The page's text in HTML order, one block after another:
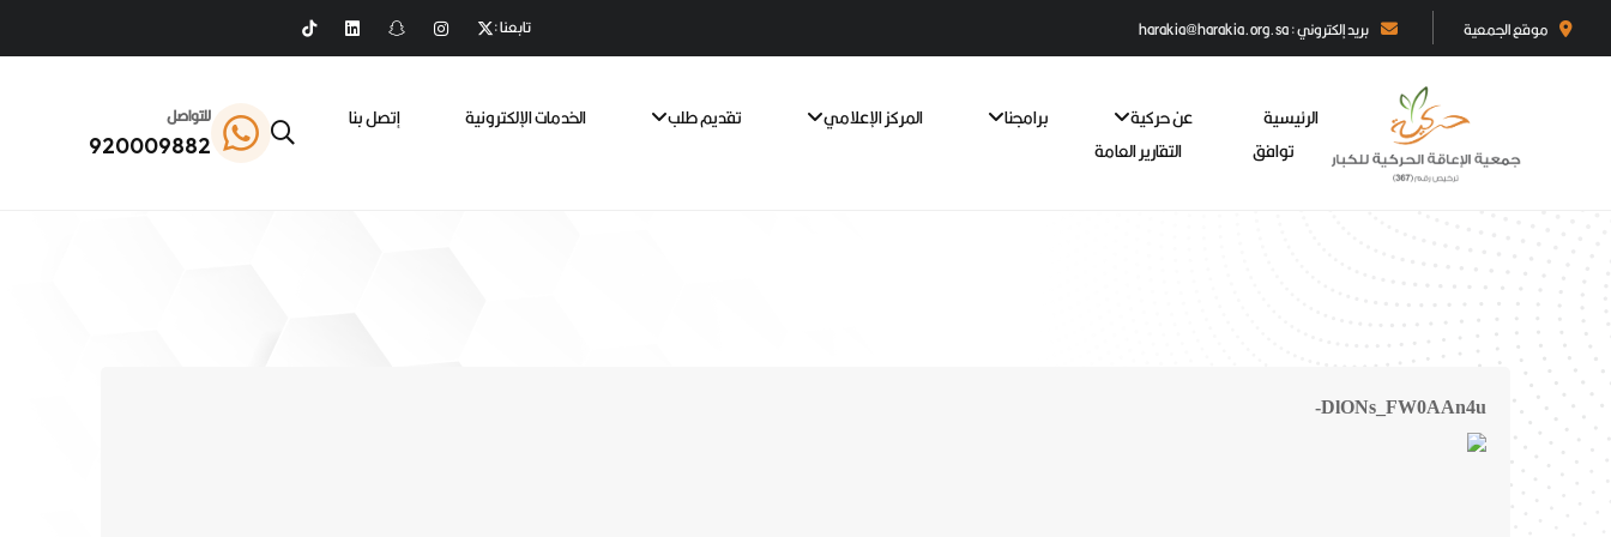
موقع الجمعية بريد إلكتروني : harakia@harakia.org.sa تابعنا :
الرئيسية عن حركية برامجنا المركز الإعلامي تقديم طلب الخدمات الإلكترونية
إتصل بنا
توافق
التقارير العامة
للتواصل
920009882
DlONs_FW0AAn4u-